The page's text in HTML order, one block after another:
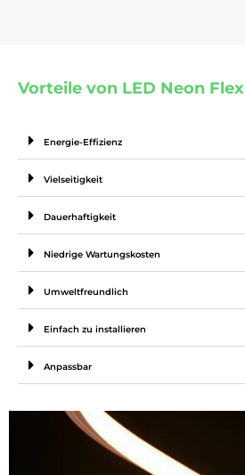
Vorteile von LED Neon Flex
Energie-Effizienz
Vielseitigkeit
Dauerhaftigkeit
Niedrige Wartungskosten
Umweltfreundlich
Einfach zu installieren
Anpassbar